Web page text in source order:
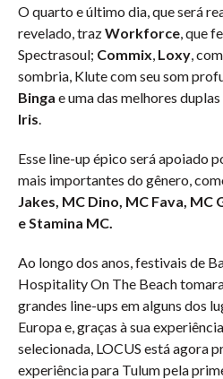
O quarto e último dia, que será
revelado, trazWorkforce, que
Spectrasoul; Commix, Loxy,
sombria, Klute com seu som
Binga e uma das melhores
Iris.
Esse line-up épico será apoiado
mais importantes do gênero,
Jakes, MC Dino, MC Fava, MC
e Stamina MC.
Ao longo dos anos, festivais de
Hospitality On The Beach
grandes line-ups em alguns dos
Europa e, graças à sua
selecionada, LOCUS está agora
experiência para Tulum pela